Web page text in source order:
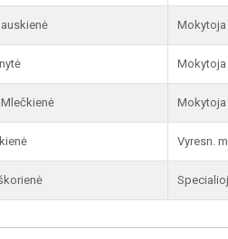
Mokytoja
Vyresn.